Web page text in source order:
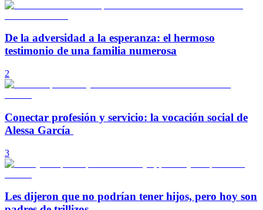
De la adversidad a la esperanza: el hermoso
testimonio de una familia numerosa
2
Conectar profesión y servicio: la vocación social de
Alessa García
3
Les dijeron que no podrían tener hijos, pero hoy son